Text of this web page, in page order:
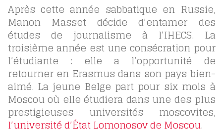
Après cette année sabbatique en Russie,
Manon Masset décide d’entamer des
études de journalisme à l’IHECS. La
troisième année est une consécration pour
l’étudiante : elle a l’opportunité de
retourner en Erasmus dans son pays bien-
aimé. La jeune Belge part pour six mois à
Moscou où elle étudiera dans une des plus
prestigieuses universités moscovites,
l’université d’État Lomonosov de Moscou.